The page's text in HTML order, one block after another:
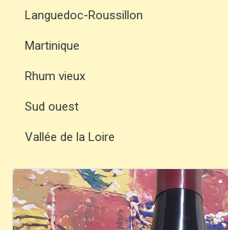
Languedoc-Roussillon
Martinique
Rhum vieux
Sud ouest
Vallée de la Loire